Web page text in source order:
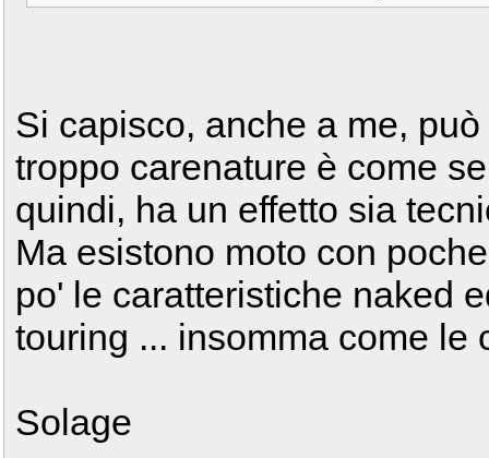
Si capisco, anche a me,
troppo carenature è come
quindi, ha un effetto sia
Ma esistono moto con
po' le caratteristiche naked
touring ... insomma come le
Solage